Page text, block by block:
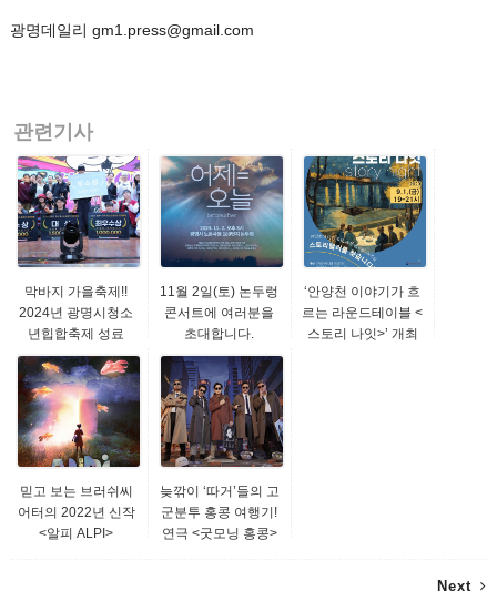
광명데일리 gm1.press@gmail.com
관련기사
막바지 가을축제!!
2024년 광명시청소
년힙합축제 성료
11월 2일(토) 논두렁
콘서트에 여러분을
초대합니다.
‘안양천 이야기가 흐
르는 라운드테이블 <
스토리 나잇>’ 개최
믿고 보는 브러쉬씨
어터의 2022년 신작
<알피 ALPI>
늦깎이 ‘따거’들의 고
군분투 홍콩 여행기!
연극 <굿모닝 홍콩>
Next